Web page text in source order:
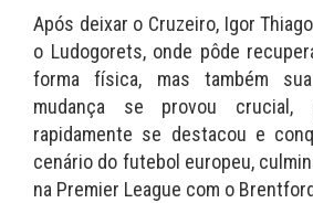
Após deixar o Cruzeiro, Igor
o Ludogorets, onde pôde
forma física, mas também
mudança se provou crucial,
rapidamente se destacou e
cenário do futebol europeu,
na Premier League com o